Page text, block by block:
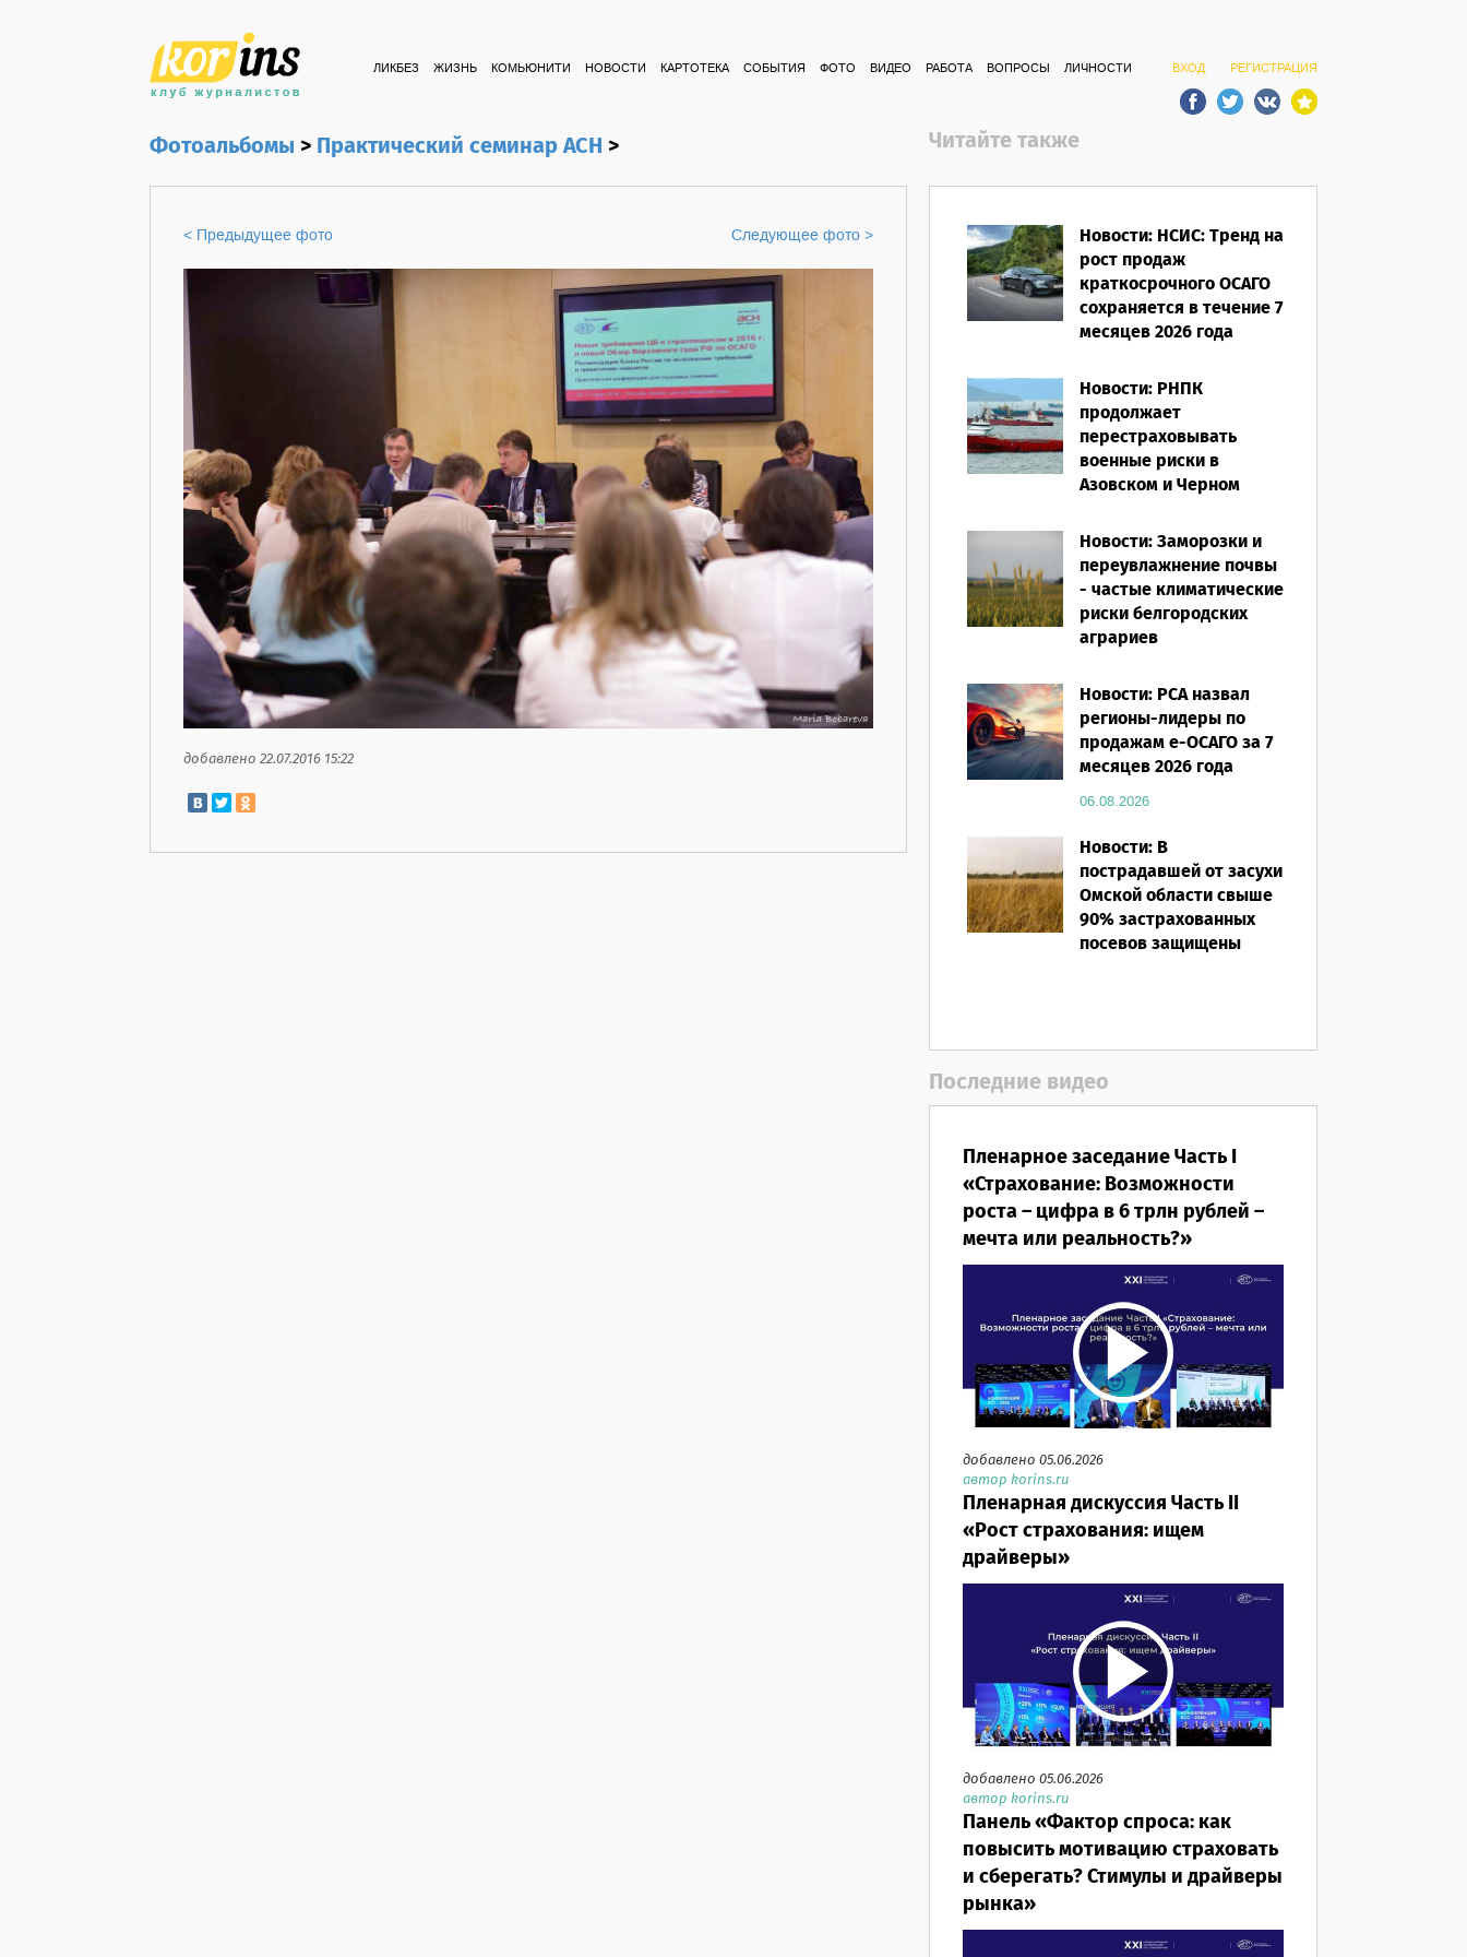
ВХОД РЕГИСТРАЦИЯ
ЛИКБЕЗ ЖИЗНЬ КОМЬЮНИТИ НОВОСТИ КАРТОТЕКА СОБЫТИЯ ФОТО ВИДЕО РАБОТА ВОПРОСЫ ЛИЧНОСТИ
Фотоальбомы>Практический семинар АСН>
< Предыдущее фото Следующее фото >
добавлено 22.07.2016 15:22
Читайте также
Новости: НСИС: Тренд на
рост продаж
краткосрочного ОСАГО
сохраняется в течение 7
месяцев 2026 года
Новости: РНПК
продолжает
перестраховывать
военные риски в
Азовском и Черном
06.08.2026
Новости: Заморозки и
переувлажнение почвы
- частые климатические
риски белгородских
аграриев
Новости: РСА назвал
регионы-лидеры по
продажам е-ОСАГО за 7
месяцев 2026 года
06.08.2026
Новости: В
пострадавшей от засухи
Омской области свыше
90% застрахованных
посевов защищены
Последние видео
Пленарное заседание Часть I
«Страхование: Возможности
роста – цифра в 6 трлн рублей –
мечта или реальность?»
добавлено 05.06.2026
автор korins.ru
Пленарная дискуссия Часть II
«Рост страхования: ищем
драйверы»
добавлено 05.06.2026
автор korins.ru
Панель «Фактор спроса: как
повысить мотивацию страховать
и сберегать? Стимулы и драйверы
рынка»